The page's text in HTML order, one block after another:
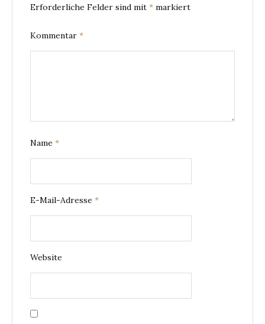
Erforderliche Felder sind mit * markiert
Kommentar *
Name *
E-Mail-Adresse *
Website